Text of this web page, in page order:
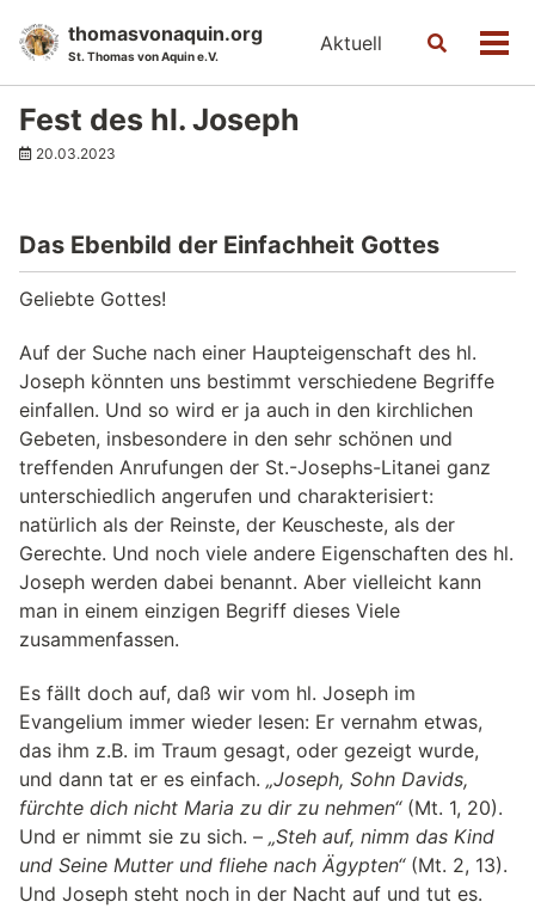
thomasvonaquin.org
St. Thomas von Aquin e.V.
Aktuell
Toggle
Fest des hl. Joseph
20.03.2023
Das Ebenbild der Einfachheit Gottes
Geliebte Gottes!
Auf der Suche nach einer Haupteigenschaft des hl.
Joseph könnten uns bestimmt verschiedene Begriffe
einfallen. Und so wird er ja auch in den kirchlichen
Gebeten, insbesondere in den sehr schönen und
treffenden Anrufungen der St.-Josephs-Litanei ganz
unterschiedlich angerufen und charakterisiert:
natürlich als der Reinste, der Keuscheste, als der
Gerechte. Und noch viele andere Eigenschaften des hl.
Joseph werden dabei benannt. Aber vielleicht kann
man in einem einzigen Begriff dieses Viele
zusammenfassen.
Es fällt doch auf, daß wir vom hl. Joseph im
Evangelium immer wieder lesen: Er vernahm etwas,
das ihm z.B. im Traum gesagt, oder gezeigt wurde,
und dann tat er es einfach. „Joseph, Sohn Davids,
fürchte dich nicht Maria zu dir zu nehmen“(Mt. 1, 20).
Und er nimmt sie zu sich. – „Steh auf, nimm das Kind
und Seine Mutter und fliehe nach Ägypten“(Mt. 2, 13).
Und Joseph steht noch in der Nacht auf und tut es.